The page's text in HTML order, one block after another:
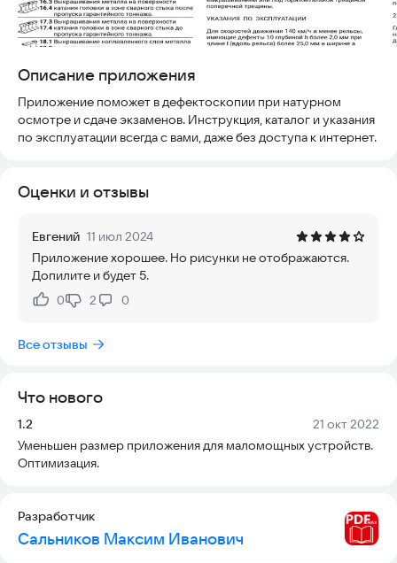
Описание приложения
Приложение поможет в дефектоскопии при натурном
осмотре и сдаче экзаменов. Инструкция, каталог и указания
по эксплуатации всегда с вами, даже без доступа к интернет.
Оценки и отзывы
Евгений 11 июл 2024
Приложение хорошее. Но рисунки не отображаются.
Допилите и будет 5.
Нравится:
0Не нравится:
2 0
Все отзывы
Что нового
Версия:
1.2 Дата:
21 окт 2022
Уменьшен размер приложения для маломощных устройств.
Оптимизация.
Разработчик
Сальников Максим Иванович